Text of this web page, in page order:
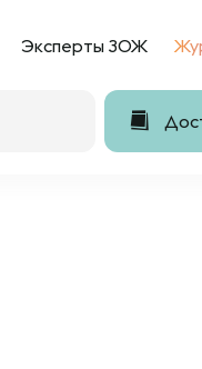
Эксперты ЗОЖ